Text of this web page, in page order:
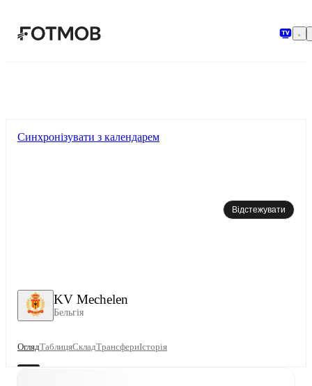
KV Mechelen
Бельгія
Синхронізувати з календарем
Відстежувати
ОглядТаблицяСкладТрансфериІсторія